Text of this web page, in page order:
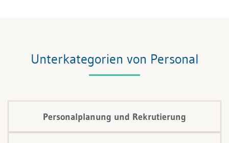
Unterkategorien von Personal
Personalplanung und Rekrutierung